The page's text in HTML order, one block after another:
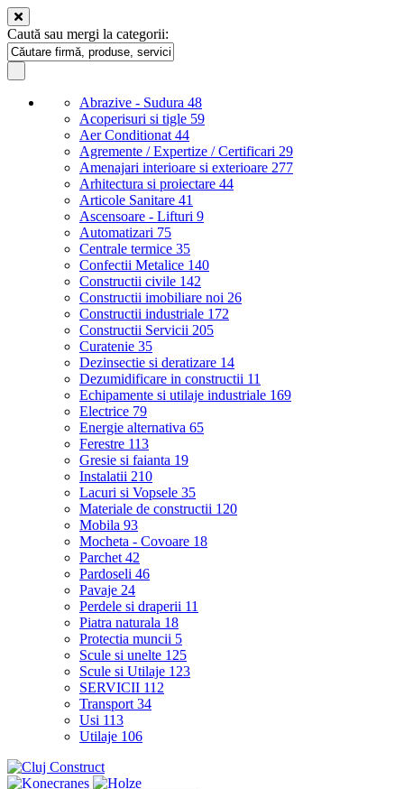
Caută sau mergi la categorii:
Abrazive - Sudura 48
Acoperisuri si tigle 59
Aer Conditionat 44
Agremente / Expertize / Certificari 29
Amenajari interioare si exterioare 277
Arhitectura si proiectare 44
Articole Sanitare 41
Ascensoare - Lifturi 9
Automatizari 75
Centrale termice 35
Confectii Metalice 140
Constructii civile 142
Constructii imobiliare noi 26
Constructii industriale 172
Constructii Servicii 205
Curatenie 35
Dezinsectie si deratizare 14
Dezumidificare in constructii 11
Echipamente si utilaje industriale 169
Electrice 79
Energie alternativa 65
Ferestre 113
Gresie si faianta 19
Instalatii 210
Lacuri si Vopsele 35
Materiale de constructii 120
Mobila 93
Mocheta - Covoare 18
Parchet 42
Pardoseli 46
Pavaje 24
Perdele si draperii 11
Piatra naturala 18
Protectia muncii 5
Scule si unelte 125
Scule si Utilaje 123
SERVICII 112
Transport 34
Usi 113
Utilaje 106